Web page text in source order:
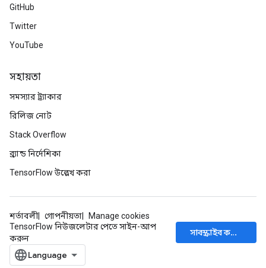
GitHub
Twitter
YouTube
সহায়তা
সমস্যার ট্র্যাকার
রিলিজ নোট
Stack Overflow
ব্র্যান্ড নির্দেশিকা
TensorFlow উল্লেখ করা
শর্তাবলী গোপনীয়তা
Manage cookies
TensorFlow নিউজলেটার পেতে সাইন-আপ
করুন
সাবস্ক্রাইব করুন